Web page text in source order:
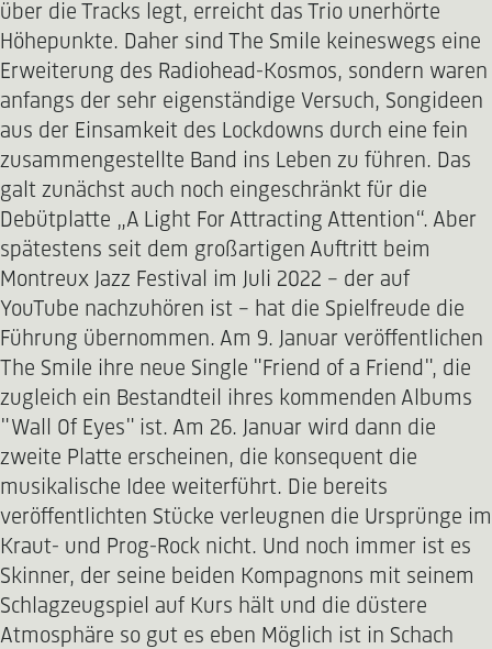
über die Tracks legt, erreicht das Trio unerhörte
Höhepunkte. Daher sind The Smile keineswegs eine
Erweiterung des Radiohead-Kosmos, sondern waren
anfangs der sehr eigenständige Versuch, Songideen
aus der Einsamkeit des Lockdowns durch eine fein
zusammengestellte Band ins Leben zu führen. Das
galt zunächst auch noch eingeschränkt für die
Debütplatte „A Light For Attracting Attention“. Aber
spätestens seit dem großartigen Auftritt beim
Montreux Jazz Festival im Juli 2022 – der auf
YouTube nachzuhören ist – hat die Spielfreude die
Führung übernommen. Am 9. Januar veröffentlichen
The Smile ihre neue Single "Friend of a Friend", die
zugleich ein Bestandteil ihres kommenden Albums
"Wall Of Eyes" ist. Am 26. Januar wird dann die
zweite Platte erscheinen, die konsequent die
musikalische Idee weiterführt. Die bereits
veröffentlichten Stücke verleugnen die Ursprünge im
Kraut- und Prog-Rock nicht. Und noch immer ist es
Skinner, der seine beiden Kompagnons mit seinem
Schlagzeugspiel auf Kurs hält und die düstere
Atmosphäre so gut es eben Möglich ist in Schach